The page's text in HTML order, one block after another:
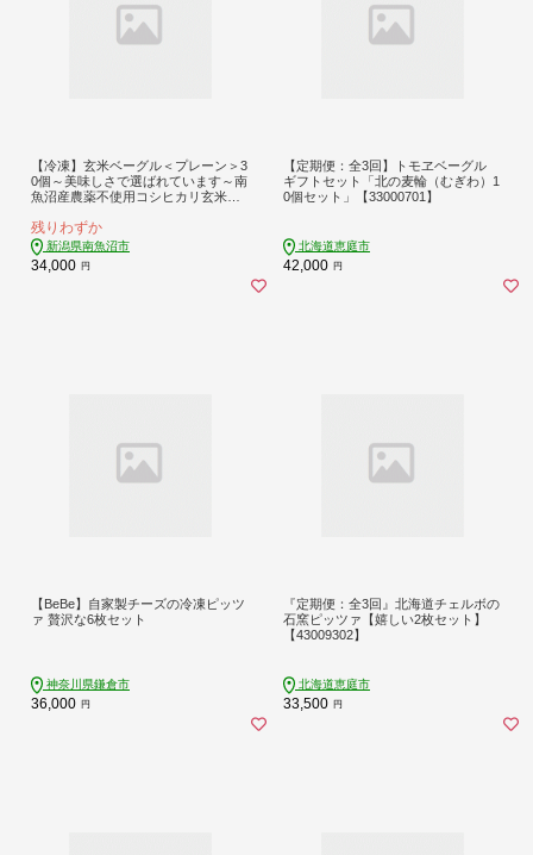
【冷凍】玄米ベーグル＜プレーン＞3
0個～美味しさで選ばれています～南
魚沼産農薬不使用コシヒカリ玄米ご
年保存可・栄養豊富_BR【玄米 ベー
グル もちもち もっちり ふんわり 食
物繊維】
残りわずか
新潟県南魚沼市
34,000 円
【定期便：全3回】トモヱベーグル
ギフトセット「北の麦輪（むぎわ）1
0個セット」【33000701】
北海道恵庭市
42,000 円
【BeBe】自家製チーズの冷凍ピッツ
ァ 贅沢な6枚セット
神奈川県鎌倉市
36,000 円
『定期便：全3回』北海道チェルボの
石窯ピッツァ【嬉しい2枚セット】
【43009302】
北海道恵庭市
33,500 円